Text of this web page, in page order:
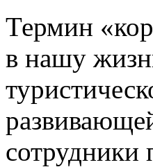
Термин
в нашу
сотрудники